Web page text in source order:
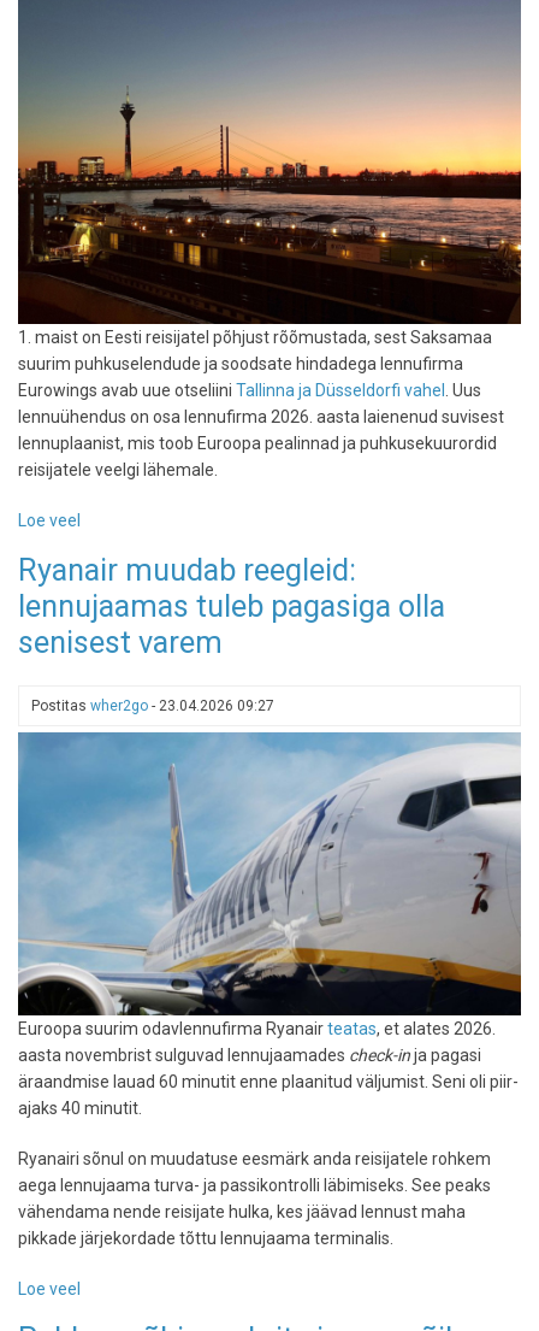
1. maist on Eesti reisijatel põhjust rõõmustada, sest Saksamaa
suurim puhkuselendude ja soodsate hindadega lennufirma
Eurowings avab uue otseliini Tallinna ja Düsseldorfi vahel . Uus
lennuühendus on osa lennufirma 2026. aasta laienenud suvisest
lennuplaanist, mis toob Euroopa pealinnad ja puhkusekuurordid
reisijatele veelgi lähemale.
Loe veel
uudis:
maist
alustab
Eurowings
Tallinnast
Düsseldorfi
Ryanair muudab reegleid:
lennujaamas tuleb pagasiga olla
senisest varem
Postitas wher2go - 23.04.2026 09:27
Euroopa suurim odavlennufirma Ryanairteatas, et alates 2026.
aasta novembrist sulguvad lennujaamades check-inja pagasi
äraandmise lauad 60 minutit enne plaanitud väljumist. Seni oli piir-
ajaks 40 minutit.
Ryanairi sõnul on muudatuse eesmärk anda reisijatele rohkem
aega lennujaama turva- ja passikontrolli läbimiseks. See peaks
vähendama nende reisijate hulka, kes jäävad lennust maha
pikkade järjekordade tõttu lennujaama terminalis.
Loe veel